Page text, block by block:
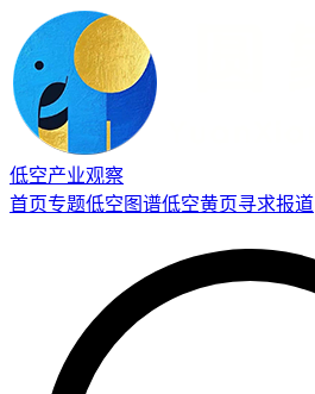
低空产业观察
首页专题低空图谱低空黄页寻求报道